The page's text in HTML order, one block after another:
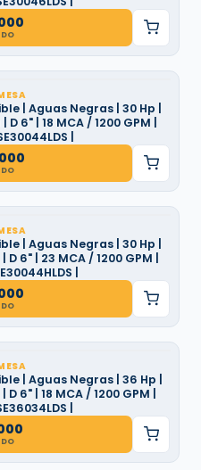
| Aguas Negras | 30 Hp |
6" | 18 MCA / 1200 GPM |
|
| Aguas Negras | 30 Hp |
6" | 23 MCA / 1200 GPM |
|
| Aguas Negras | 36 Hp |
6" | 18 MCA / 1200 GPM |
|